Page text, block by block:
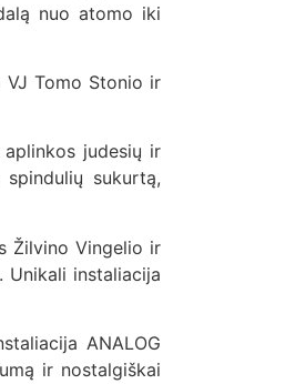
nuo atomo iki
Tomo Stonio ir
aplinkos judesių ir
sukurtą,
Žilvino Vingelio ir
instaliacija
ANALOG
ir nostalgiškai